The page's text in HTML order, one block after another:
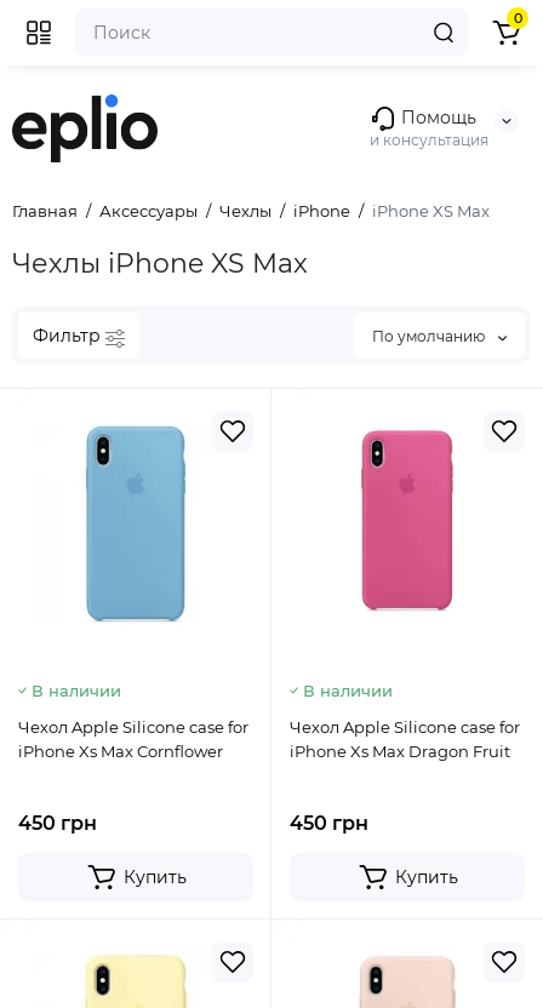
Помощь
и консультация
0
Главная Аксессуары Чехлы iPhone iPhone XS Max
Чехлы iPhone XS Max
Фильтр По умолчанию
В наличии
Чехол Apple Silicone case for
iPhone Xs Max Cornflower
450 грн
Купить
В наличии
Чехол Apple Silicone case for
iPhone Xs Max Dragon Fruit
450 грн
Купить